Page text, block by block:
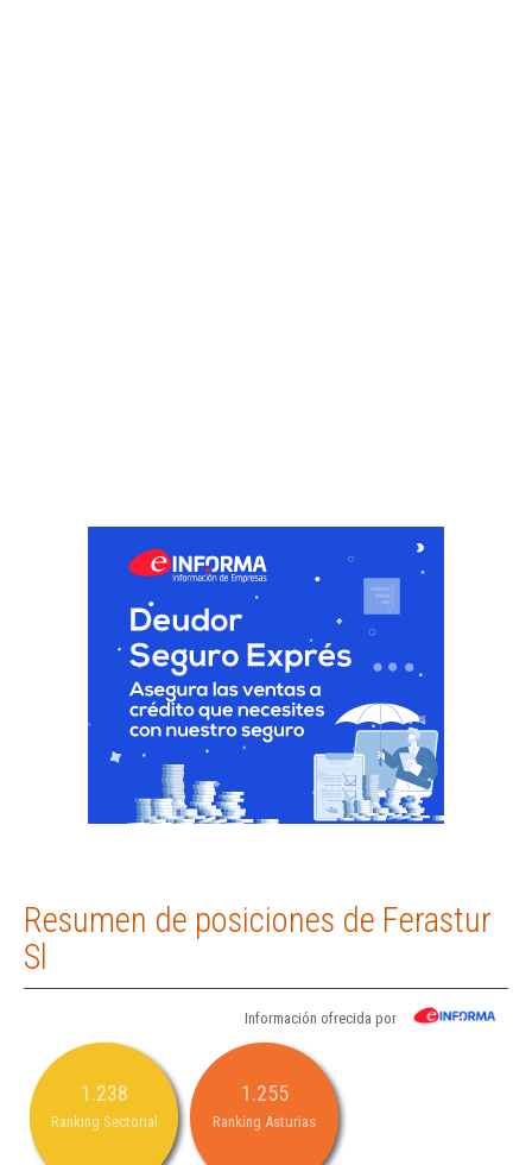
Resumen de posiciones de Ferastur
Sl
Información ofrecida por
1.238
Ranking Sectorial
1.255
Ranking Asturias